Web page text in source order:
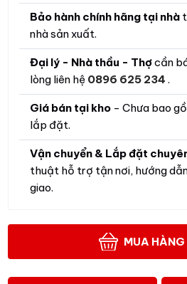
Bảo hành chính hãng tại nhà
nhà sản xuất.
Đại lý - Nhà thầu - Thợcần
lòng liên hệ 0896 625 234.
Giá bán tại kho - Chưa bao
lắp đặt.
Vận chuyển & Lắp đặt
thuật hỗ trợ tận nơi, hướng
giao.
MUA